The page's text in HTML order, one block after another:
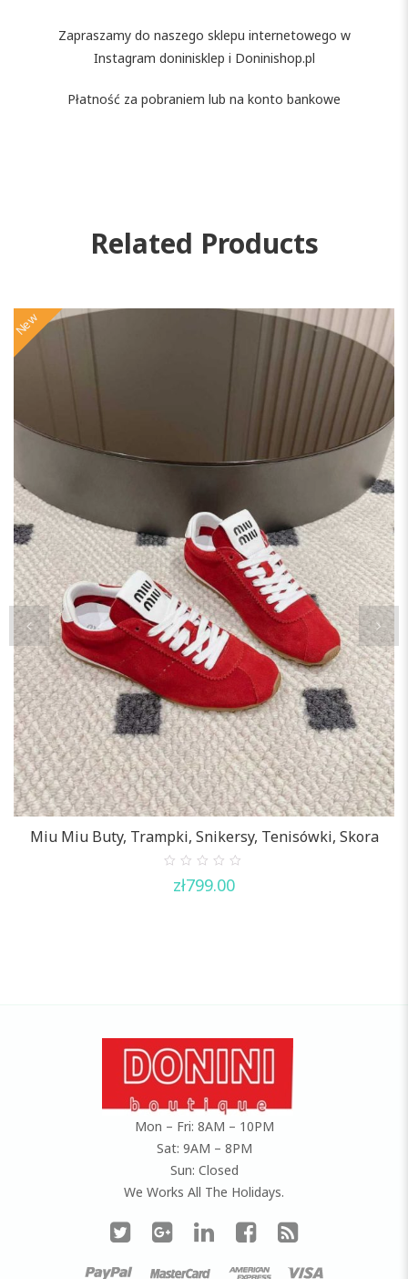
Zapraszamy do naszego sklepu internetowego w
Instagram doninisklep i Doninishop.pl
Płatność za pobraniem lub na konto bankowe
Related Products
New
Miu Miu Buty, Trampki, Snikersy, Tenisówki, Skora
out
zł799.00
Mon – Fri: 8AM – 10PM
Sat: 9AM – 8PM
Sun: Closed
We Works All The Holidays.